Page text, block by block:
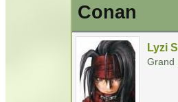
Conan
Lyzi
Grand